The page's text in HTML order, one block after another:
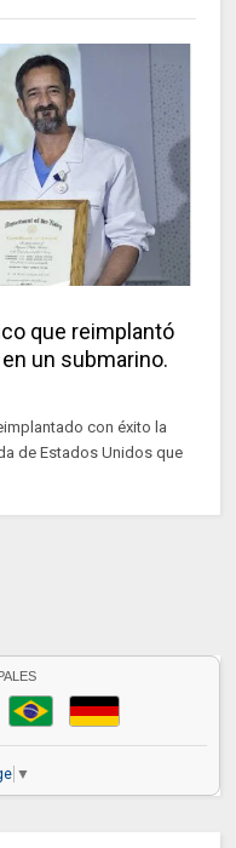
que reimplantó
un submarino.
con éxito la
de Estados Unidos que
▼